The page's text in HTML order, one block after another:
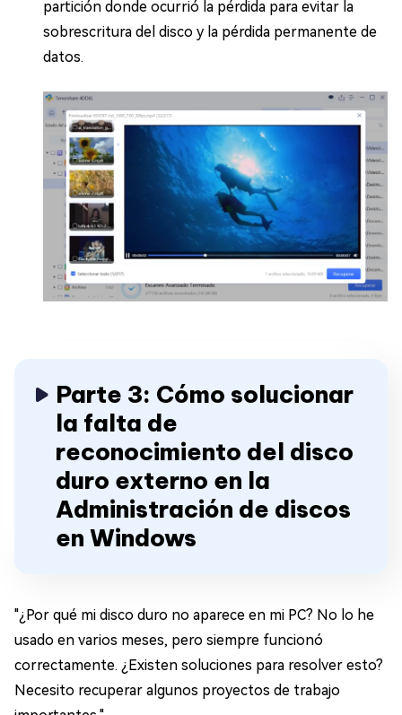
partición donde ocurrió la pérdida para evitar la
sobrescritura del disco y la pérdida permanente de
datos.
Parte 3: Cómo solucionar
la falta de
reconocimiento del disco
duro externo en la
Administración de discos
en Windows
"¿Por qué mi disco duro no aparece en mi PC? No lo he
usado en varios meses, pero siempre funcionó
correctamente. ¿Existen soluciones para resolver esto?
Necesito recuperar algunos proyectos de trabajo